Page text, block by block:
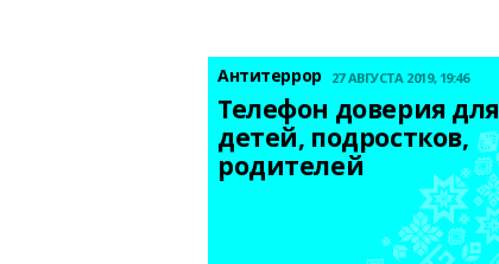
Антитеррор 27 АВГУСТА 2019, 19:46
Телефон доверия для
детей, подростков,
родителей